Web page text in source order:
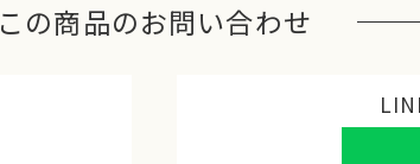
この商品のお問い合わせ